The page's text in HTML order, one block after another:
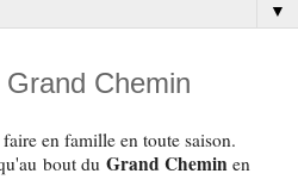
▼
Chemin
en famille en toute saison.
bout du Grand Chemin en